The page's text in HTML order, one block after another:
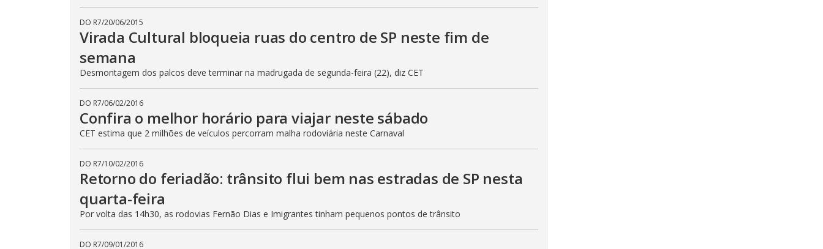
DO R7/20/06/2015
Virada Cultural bloqueia ruas do centro de SP neste fim de
semana
Desmontagem dos palcos deve terminar na madrugada de segunda-feira (22), diz CET
DO R7/06/02/2016
Confira o melhor horário para viajar neste sábado
CET estima que 2 milhões de veículos percorram malha rodoviária neste Carnaval
DO R7/10/02/2016
Retorno do feriadão: trânsito flui bem nas estradas de SP nesta
quarta-feira
Por volta das 14h30, as rodovias Fernão Dias e Imigrantes tinham pequenos pontos de trânsito
DO R7/09/01/2016